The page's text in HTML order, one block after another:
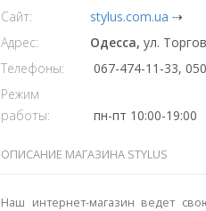
Сайт:
stylus.com.ua ⇢
Адрес:
Одесса,ул.
Телефоны:
067-474-11-33,
Режим
работы:
пн-пт 10:00-19:00
ОПИСАНИЕ МАГАЗИНА STYLUS
Наш интернет-магазин ведет